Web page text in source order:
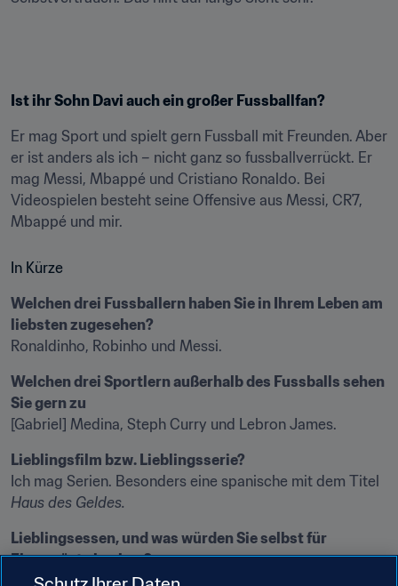
Ist ihr Sohn Davi auch ein großer Fussballfan?
Er mag Sport und spielt gern Fussball mit Freunden. Aber
er ist anders als ich – nicht ganz so fussballverrückt. Er
mag Messi, Mbappé und Cristiano Ronaldo. Bei
Videospielen besteht seine Offensive aus Messi, CR7,
Mbappé und mir.
In Kürze
Welchen drei Fussballern haben Sie in Ihrem Leben am
liebsten zugesehen?
Ronaldinho, Robinho und Messi.
Welchen drei Sportlern außerhalb des Fussballs sehen
Sie gern zu
[Gabriel] Medina, Steph Curry und Lebron James.
Lieblingsfilm bzw. Lieblingsserie?
Haus des Geldes.
Lieblingsessen, und was würden Sie selbst für
Ehrengäste kochen?
Lieblingsessen? Reis, [schwarze] Bohnen, Rindfleisch und